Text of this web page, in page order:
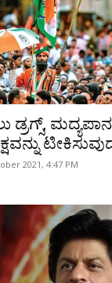
ಡ್ರಗ್ಸ್,
2021, 4:47 PM